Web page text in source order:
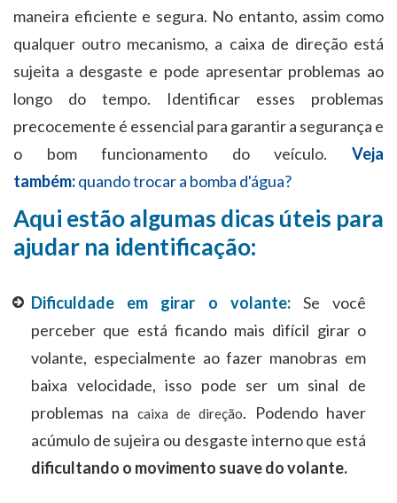
maneira eficiente e segura. No entanto, assim como
qualquer outro mecanismo, a caixa de direção está
sujeita a desgaste e pode apresentar problemas ao
longo do tempo. Identificar esses problemas
precocemente é essencial para garantir a segurança e
o bom funcionamento do veículo. Veja
também:quando trocar a bomba d'água?
Aqui estão algumas dicas úteis para
ajudar na identificação:
Dificuldade em girar o volante: Se você
perceber que está ficando mais difícil girar o
volante, especialmente ao fazer manobras em
baixa velocidade, isso pode ser um sinal de
problemas na
caixa de direção. Podendo haver
acúmulo de sujeira ou desgaste interno que está
dificultando o movimento suave do volante.